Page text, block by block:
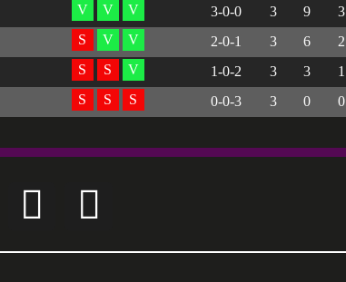
V V V 3-0-0 3 9 3
S V V 2-0-1 3 6 2
S S V 1-0-2 3 3 1
S S S 0-0-3 3 0 0